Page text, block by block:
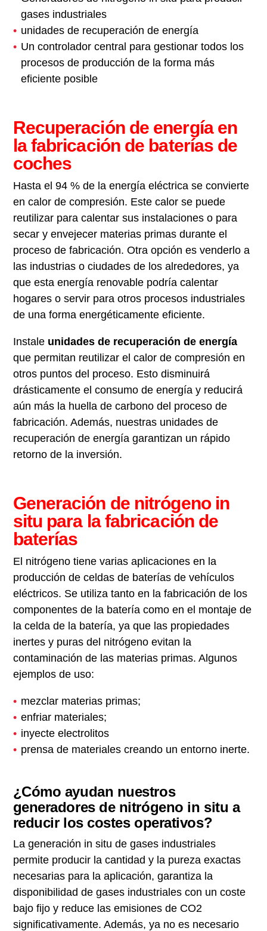
gases industriales
unidades de recuperación de energía
Un controlador central para gestionar todos los
procesos de producción de la forma más
eficiente posible
Recuperación de energía en
la fabricación de baterías de
coches
Hasta el 94 % de la energía eléctrica se convierte
en calor de compresión. Este calor se puede
reutilizar para calentar sus instalaciones o para
secar y envejecer materias primas durante el
proceso de fabricación. Otra opción es venderlo a
las industrias o ciudades de los alrededores, ya
que esta energía renovable podría calentar
hogares o servir para otros procesos industriales
de una forma energéticamente eficiente.
Instale unidades de recuperación de energía
que permitan reutilizar el calor de compresión en
otros puntos del proceso. Esto disminuirá
drásticamente el consumo de energía y reducirá
aún más la huella de carbono del proceso de
fabricación. Además, nuestras unidades de
recuperación de energía garantizan un rápido
retorno de la inversión.
Generación de nitrógeno in
situ para la fabricación de
baterías
El nitrógeno tiene varias aplicaciones en la
producción de celdas de baterías de vehículos
eléctricos. Se utiliza tanto en la fabricación de los
componentes de la batería como en el montaje de
la celda de la batería, ya que las propiedades
inertes y puras del nitrógeno evitan la
contaminación de las materias primas. Algunos
ejemplos de uso:
mezclar materias primas;
enfriar materiales;
inyecte electrolitos
prensa de materiales creando un entorno inerte.
¿Cómo ayudan nuestros
generadores de nitrógeno in situ a
reducir los costes operativos?
La generación in situ de gases industriales
permite producir la cantidad y la pureza exactas
necesarias para la aplicación, garantiza la
disponibilidad de gases industriales con un coste
bajo fijo y reduce las emisiones de CO2
significativamente. Además, ya no es necesario